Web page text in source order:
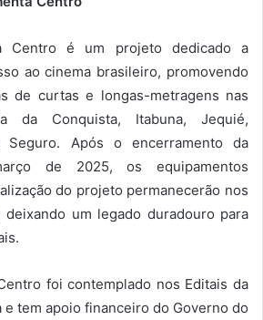
Centro é um projeto dedicado a
ao cinema brasileiro, promovendo
de curtas e longas-metragens nas
da Conquista, Itabuna, Jequié,
Seguro. Após o encerramento da
de 2025, os equipamentos
do projeto permanecerão nos
um legado duradouro para
foi contemplado nos Editais da
e tem apoio financeiro do Governo do